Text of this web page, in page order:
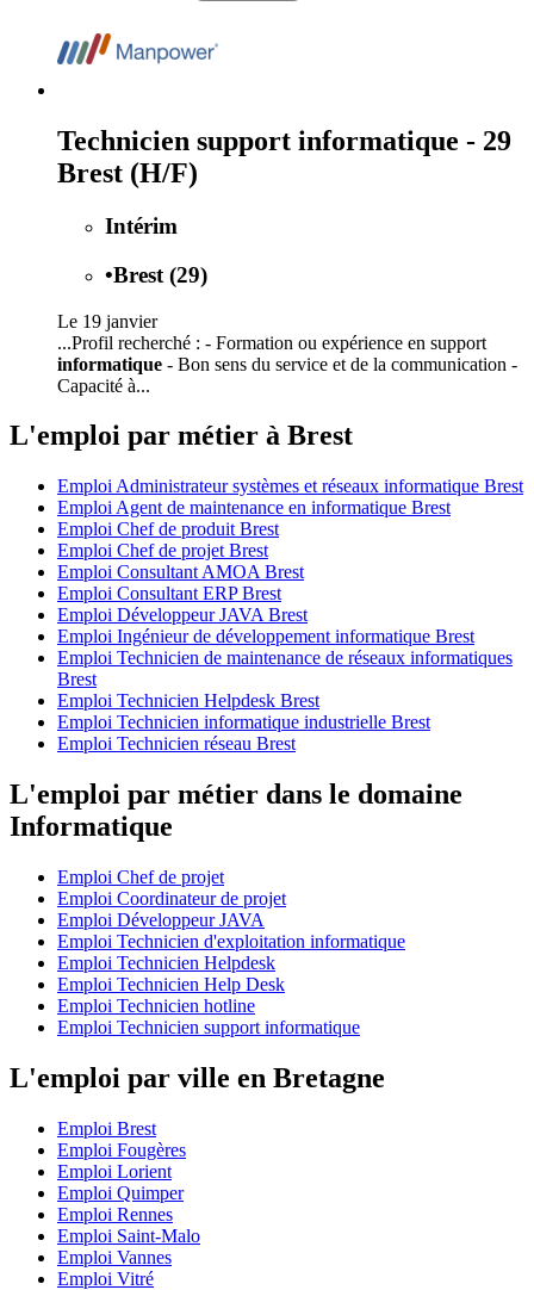
Technicien support informatique - 29
Brest (H/F)
Intérim
•Brest (29)
Le 19 janvier
...Profil recherché : - Formation ou expérience en support
informatique - Bon sens du service et de la communication -
Capacité à...
L'emploi par métier à Brest
Emploi Administrateur systèmes et réseaux informatique Brest
Emploi Agent de maintenance en informatique Brest
Emploi Chef de produit Brest
Emploi Chef de projet Brest
Emploi Consultant AMOA Brest
Emploi Consultant ERP Brest
Emploi Développeur JAVA Brest
Emploi Ingénieur de développement informatique Brest
Emploi Technicien de maintenance de réseaux informatiques
Brest
Emploi Technicien Helpdesk Brest
Emploi Technicien informatique industrielle Brest
Emploi Technicien réseau Brest
L'emploi par métier dans le domaine
Informatique
Emploi Chef de projet
Emploi Coordinateur de projet
Emploi Développeur JAVA
Emploi Technicien d'exploitation informatique
Emploi Technicien Helpdesk
Emploi Technicien Help Desk
Emploi Technicien hotline
Emploi Technicien support informatique
L'emploi par ville en Bretagne
Emploi Brest
Emploi Fougères
Emploi Lorient
Emploi Quimper
Emploi Rennes
Emploi Saint-Malo
Emploi Vannes
Emploi Vitré